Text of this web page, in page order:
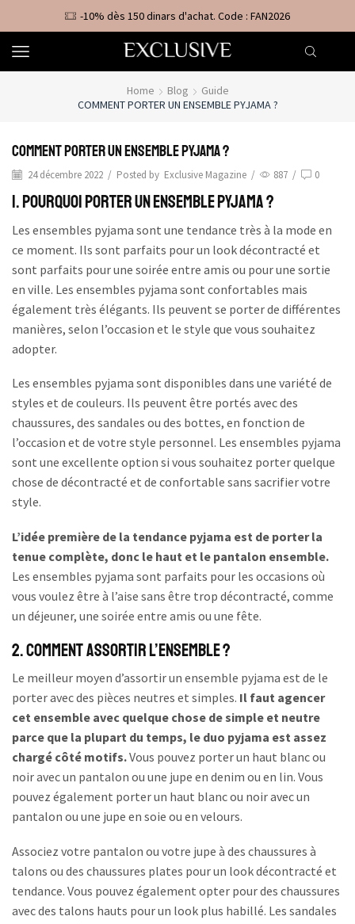
-10% dès 150 dinars d'achat. Code : FAN2026
Home Blog
Guide
COMMENT PORTER UN ENSEMBLE PYJAMA ?
Comment porter un ensemble pyjama ?
24 décembre 2022 / Posted by Exclusive Magazine / 887 / 0
1. Pourquoi porter un ensemble pyjama ?
Les ensembles pyjama sont une tendance très à la mode en
ce moment. Ils sont parfaits pour un look décontracté et
sont parfaits pour une soirée entre amis ou pour une sortie
en ville. Les ensembles pyjama sont confortables mais
également très élégants. Ils peuvent se porter de différentes
manières, selon l’occasion et le style que vous souhaitez
adopter.
Les ensembles pyjama sont disponibles dans une variété de
styles et de couleurs. Ils peuvent être portés avec des
chaussures, des sandales ou des bottes, en fonction de
l’occasion et de votre style personnel. Les ensembles pyjama
sont une excellente option si vous souhaitez porter quelque
chose de décontracté et de confortable sans sacrifier votre
style.
L’idée première de la tendance pyjama est de porter la
tenue complète, donc le haut et le pantalon ensemble.
Les ensembles pyjama sont parfaits pour les occasions où
vous voulez être à l’aise sans être trop décontracté, comme
un déjeuner, une soirée entre amis ou une fête.
2. Comment assortir l’ensemble ?
Le meilleur moyen d’assortir un ensemble pyjama est de le
porter avec des pièces neutres et simples. Il faut agencer
cet ensemble avec quelque chose de simple et neutre
parce que la plupart du temps, le duo pyjama est assez
chargé côté motifs.Vous pouvez porter un haut blanc ou
noir avec un pantalon ou une jupe en denim ou en lin. Vous
pouvez également porter un haut blanc ou noir avec un
pantalon ou une jupe en soie ou en velours.
Associez votre pantalon ou votre jupe à des chaussures à
talons ou des chaussures plates pour un look décontracté et
tendance. Vous pouvez également opter pour des chaussures
avec des talons hauts pour un look plus habillé. Les sandales